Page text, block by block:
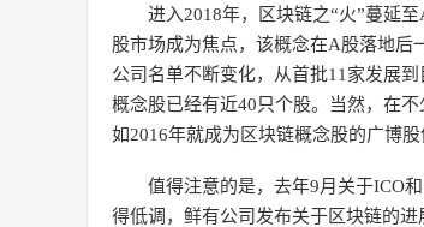
进入2018年，区块链之“火”蔓延
股市场成为焦点，该概念在A股落地后
公司名单不断变化，从首批11家发展
概念股已经有近40只个股。当然，在
如2016年就成为区块链概念股的广博
值得注意的是，去年9月关于ICO
得低调，鲜有公司发布关于区块链的